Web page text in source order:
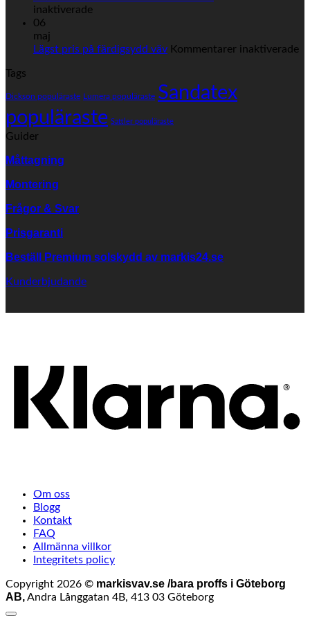
inaktiveradeför
inte
SANDATEX?
06
maj
Lägst pris på färdigsydd väv Kommentarer inaktiverade
Tags
Dickson populäraste Lumera populäraste Sandatex
populäraste Sattler populäraste
Guider
Måttagning
Montering
Frågor & Svar
Prisgaranti
Beställ Premium solskydd av markis24.se
Kunderbjudande
Om oss
Blogg
Kontakt
FAQ
Allmänna villkor
Integritets policy
Copyright 2026 © markisvav.se /bara proffs i Göteborg
AB,Andra Långgatan 4B, 413 03 Göteborg